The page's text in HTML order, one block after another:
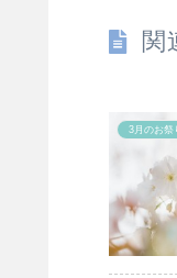
関
3月のお祭